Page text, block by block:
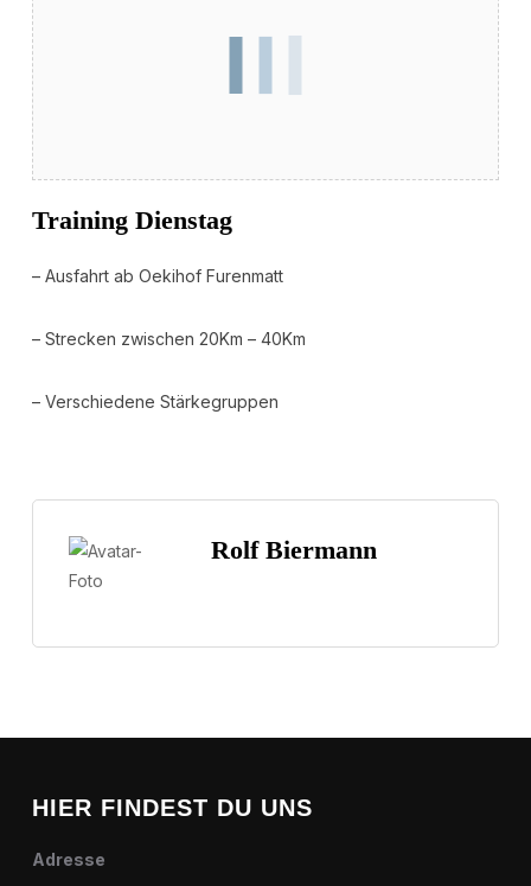
Training Dienstag
– Ausfahrt ab Oekihof Furenmatt
– Strecken zwischen 20Km – 40Km
– Verschiedene Stärkegruppen
Rolf Biermann
HIER FINDEST DU UNS
Adresse